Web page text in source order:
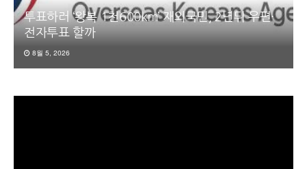
투표하러 ‘왕복 1천600km’ 재외국민, 2년뒤 우편·
전자투표 할까
8월 5, 2026